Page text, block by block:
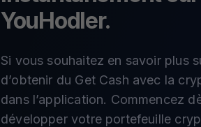
YouHodler.
Si vous souhaitez en savoir plus
d’obtenir du Get Cash avec la
dans l’application. Commencez
développer votre portefeuille